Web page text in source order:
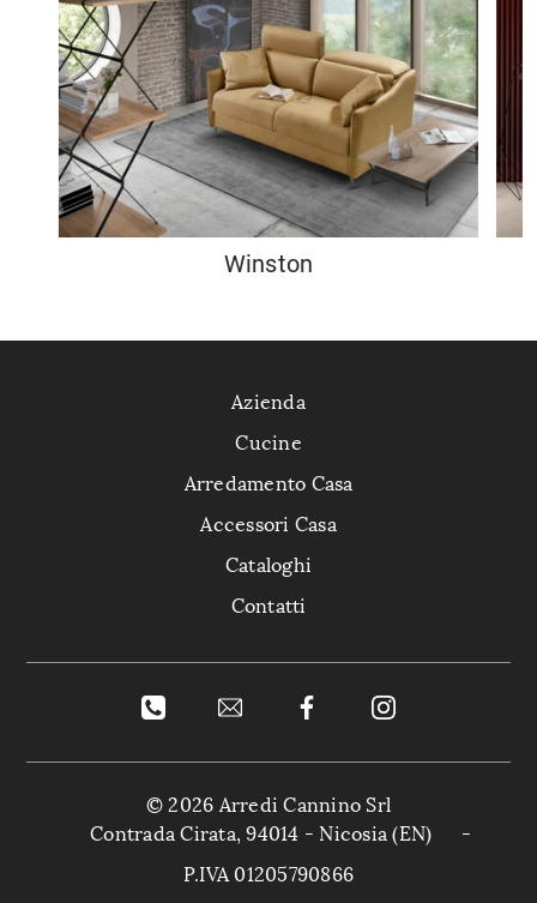
Winston
Azienda
Cucine
Arredamento Casa
Accessori Casa
Cataloghi
Contatti
© 2026 Arredi Cannino Srl
Contrada Cirata, 94014 - Nicosia (EN)
-
P.IVA 01205790866